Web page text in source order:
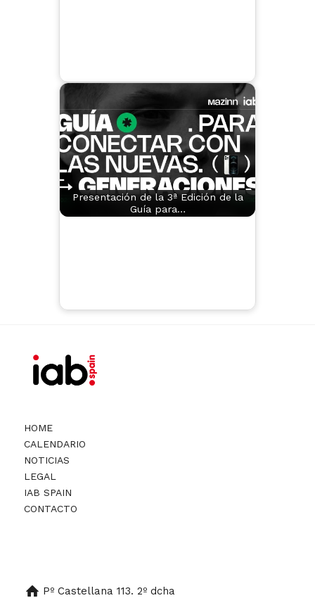
Presentación de la 3ª Edición de la
Guía para…
HOME
CALENDARIO
NOTICIAS
LEGAL
IAB SPAIN
CONTACTO
Pº Castellana 113. 2º dcha